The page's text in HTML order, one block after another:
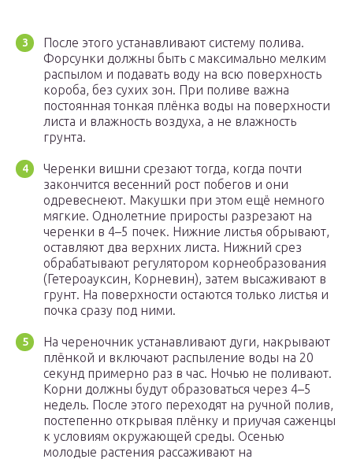
После этого устанавливают систему полива.
Форсунки должны быть с максимально мелким
распылом и подавать воду на всю поверхность
короба, без сухих зон. При поливе важна
постоянная тонкая плёнка воды на поверхности
листа и влажность воздуха, а не влажность
грунта.
Черенки вишни срезают тогда, когда почти
закончится весенний рост побегов и они
одревеснеют. Макушки при этом ещё немного
мягкие. Однолетние приросты разрезают на
черенки в 4–5 почек. Нижние листья обрывают,
оставляют два верхних листа. Нижний срез
обрабатывают регулятором корнеобразования
(Гетероауксин, Корневин), затем высаживают в
грунт. На поверхности остаются только листья и
почка сразу под ними.
На череночник устанавливают дуги, накрывают
плёнкой и включают распыление воды на 20
секунд примерно раз в час. Ночью не поливают.
Корни должны будут образоваться через 4–5
недель. После этого переходят на ручной полив,
постепенно открывая плёнку и приучая саженцы
к условиям окружающей среды. Осенью
молодые растения рассаживают на